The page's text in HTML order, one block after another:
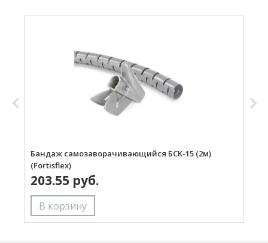
Бандаж самозаворачивающийся БСК-15 (2м)
(Fortisflex)
203.55 руб.